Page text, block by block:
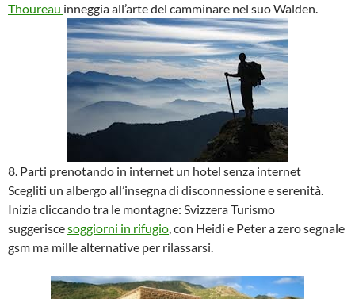
Thoureau inneggia all’arte del camminare nel suo Walden.
8. Parti prenotando in internet un hotel senza internet
Scegliti un albergo all’insegna di disconnessione e serenità.
Inizia cliccando tra le montagne: Svizzera Turismo
suggeriscesoggiorni in rifugio, con Heidi e Peter a zero segnale
gsm ma mille alternative per rilassarsi.